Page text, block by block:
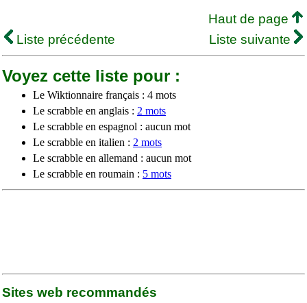
Haut de page
Liste précédente
Liste suivante
Voyez cette liste pour :
Le Wiktionnaire français : 4 mots
Le scrabble en anglais : 2 mots
Le scrabble en espagnol : aucun mot
Le scrabble en italien : 2 mots
Le scrabble en allemand : aucun mot
Le scrabble en roumain : 5 mots
Sites web recommandés